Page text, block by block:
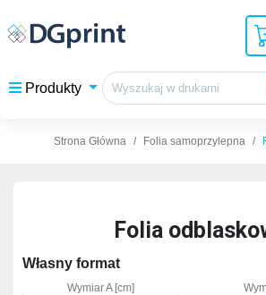
Produkty
Strona Główna Folia samoprzylepna
Folia
Własny format
Wymiar A [cm]